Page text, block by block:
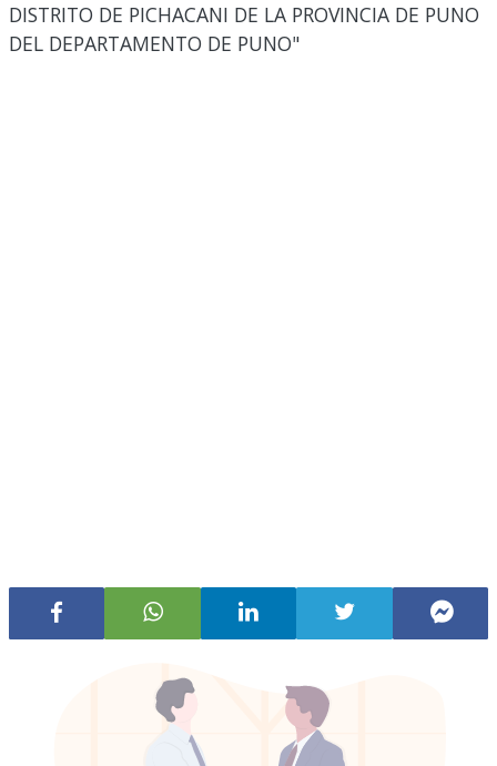
DISTRITO DE PICHACANI DE LA PROVINCIA DE PUNO
DEL DEPARTAMENTO DE PUNO"